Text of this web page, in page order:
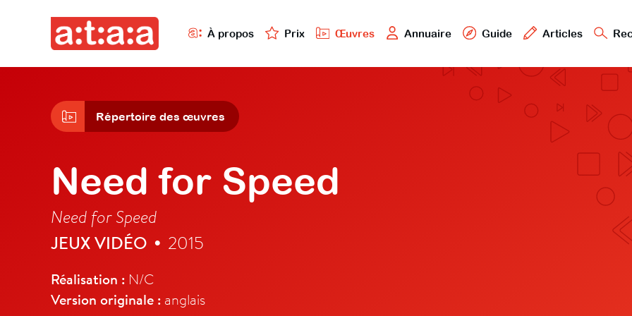
À propos Prix Œuvres Annuaire Guide Articles
Répertoire des œuvres
Need for Speed
Need for Speed
JEUX VIDÉO • 2015
Réalisation : N/C
Version originale : anglais